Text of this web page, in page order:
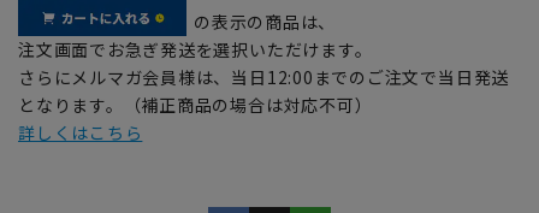
の表示の商品は、
注文画面でお急ぎ発送を選択いただけます。
さらにメルマガ会員様は、当日12:00までのご注文で当日発送
となります。（補正商品の場合は対応不可）
詳しくはこちら